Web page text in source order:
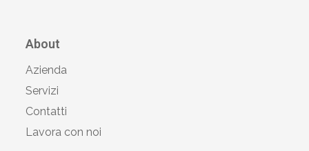
About
Azienda
Servizi
Contatti
Lavora con noi